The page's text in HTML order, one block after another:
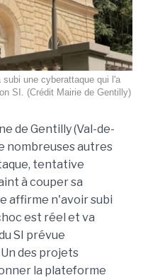
une cyberattaque qui l'a
SI. (Crédit Mairie de Gentilly)
de Gentilly (Val-de-
nombreuses autres
tentative
à couper sa
affirme n'avoir subi
est réel et va
SI prévue
des projets
la plateforme